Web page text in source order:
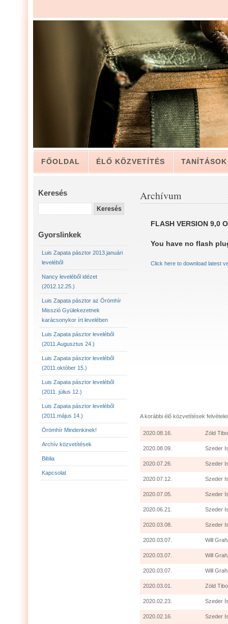
FŐOLDAL ÉLŐ KÖZVETÍTÉS TANÍTÁSOK
LUIS ZAPATA PÁSZTOR LEVELÉBŐL, A
LUIS ZAPATA PÁSZTOR LEVELÉBŐL
LUIS ZAPATA PÁSZTOR LEVELÉBŐL
LUIS ZAPATA PÁSZTOR AZ ÖRÖMHÍR MISSZIÓ
2012.12.25. NANCY LEVELÉBŐL IDÉZET:
Keresés
Gyorslinkek
Luis Zapata pásztor 2013.januári
leveléből
Nancy leveléből idézet
(2012.12.25.)
Luis Zapata pásztor az Örömhír
Misszió Gyülekezetnek
karácsonykor írt levelében
Luis Zapata pásztor leveléből
(2011.Augusztus 24.)
Luis Zapata pásztor leveléből
(2011.október 15.)
Luis Zapata pásztor leveléből
(2011. július 12.)
Luis Zapata pásztor leveléből
(2011.május 14.)
Örömhír Mindenkinek!
Archív közvetítések
Biblia
Kapcsolat
Archívum
FLASH VERSION 9,0
You have no flash
Click here to download latest
A korábbi élő közvetítések
2020.08.16. Zöld
2020.08.09. Szeder
2020.07.26. Szeder
2020.07.12. Szeder
2020.07.05. Szeder
2020.06.21. Szeder
2020.03.08. Szeder
2020.03.07. Will
2020.03.07. Will
2020.03.07. Will
2020.03.01. Zöld
2020.02.23. Szeder
2020.02.16. Szeder